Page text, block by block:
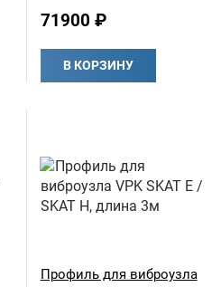
71900 ₽
В КОРЗИНУ
Профиль для виброузла